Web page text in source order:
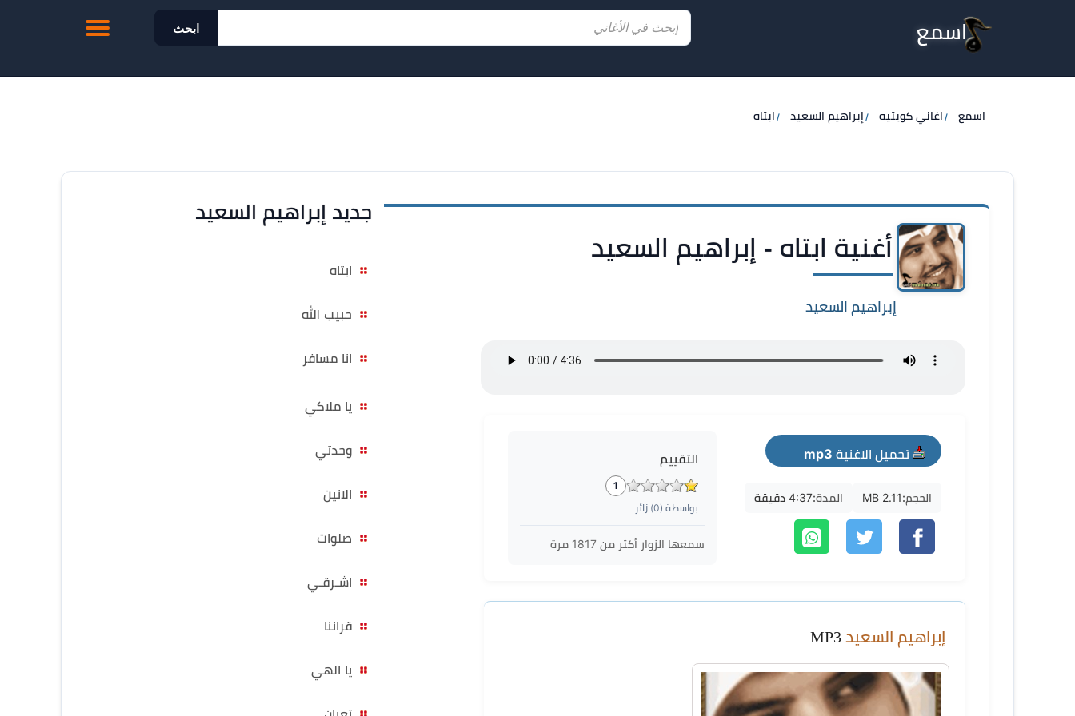
اسمع ابحث
اسمع اغاني كويتيه إبراهيم السعيد ابتاه
أغنية ابتاه - إبراهيم السعيد
إبراهيم السعيد
تحميل الاغنية mp3
الحجم:2.11 MB المدة:4:37 دقيقة
التقييم
1
بواسطة (0) زائر
سمعها الزوار أكثر من1817 مرة
إبراهيم السعيد
جديد إبراهيم السعيد
ابتاه
حبيب الله
انا مسافر
يا ملاكي
وحدتي
الانين
صلوات
اشـرقـي
قراننا
يا الهي